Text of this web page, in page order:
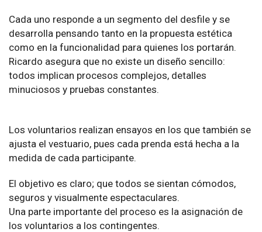
Cada uno responde a un segmento del desfile y se
desarrolla pensando tanto en la propuesta estética
como en la funcionalidad para quienes los portarán.
Ricardo asegura que no existe un diseño sencillo:
todos implican procesos complejos, detalles
minuciosos y pruebas constantes.
Los voluntarios realizan ensayos en los que también se
ajusta el vestuario, pues cada prenda está hecha a la
medida de cada participante.
El objetivo es claro; que todos se sientan cómodos,
seguros y visualmente espectaculares.
Una parte importante del proceso es la asignación de
los voluntarios a los contingentes.